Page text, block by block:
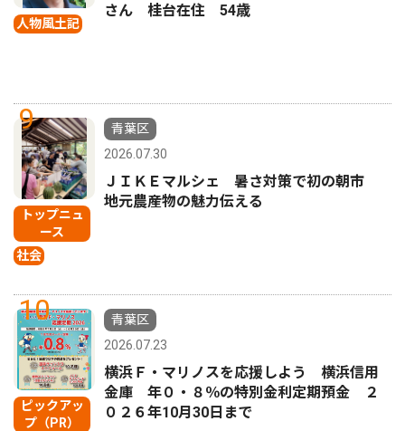
人物風土記
さん 桂台在住 54歳
9
トップニュ
ース
社会
青葉区
2026.07.30
ＪＩＫＥマルシェ 暑さ対策で初の朝市
地元農産物の魅力伝える
10
ピックアッ
プ（PR）
青葉区
2026.07.23
横浜Ｆ・マリノスを応援しよう 横浜信用
金庫 年０・８％の特別金利定期預金 ２
０２６年10月30日まで